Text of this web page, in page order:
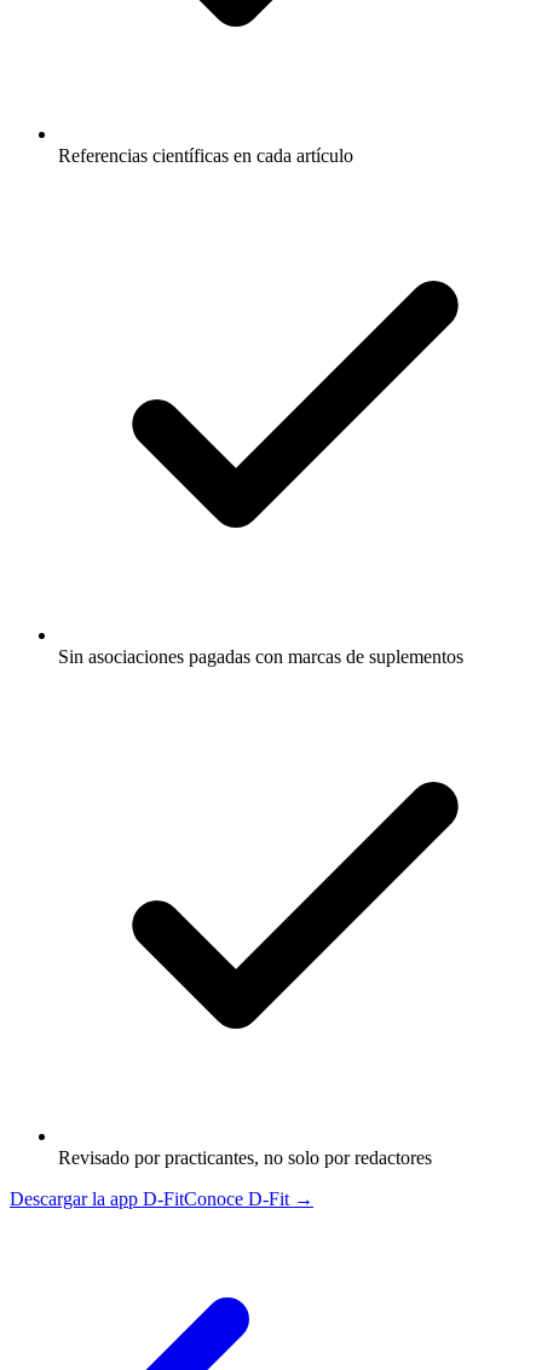
Referencias científicas en cada artículo
Sin asociaciones pagadas con marcas de suplementos
Revisado por practicantes, no solo por redactores
Descargar la app D-FitConoce D-Fit →